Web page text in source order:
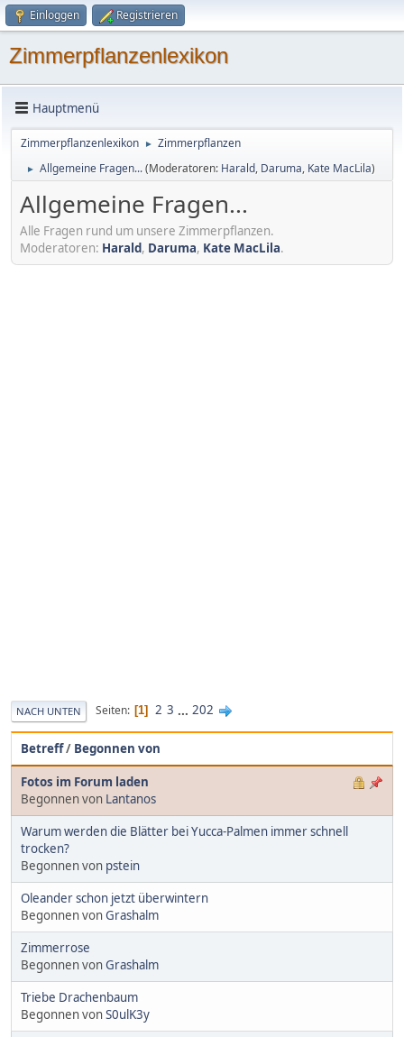
Einloggen Registrieren
Zimmerpflanzenlexikon
Hauptmenü
Zimmerpflanzenlexikon ► Zimmerpflanzen
► Allgemeine Fragen...(Moderatoren: Harald, Daruma, Kate MacLila)
Allgemeine Fragen...
Alle Fragen rund um unsere Zimmerpflanzen.
Moderatoren: Harald, Daruma, Kate MacLila.
NACH UNTEN Seiten 1 2 3 ... 202
Betreff/ Begonnen von
Fotos im Forum laden
Begonnen von Lantanos
Warum werden die Blätter bei Yucca-Palmen immer schnell
trocken?
Begonnen von pstein
Oleander schon jetzt überwintern
Begonnen vonGrashalm
Zimmerrose
Begonnen vonGrashalm
Triebe Drachenbaum
Begonnen vonS0ulK3y